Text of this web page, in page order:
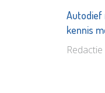
Autodief
kennis